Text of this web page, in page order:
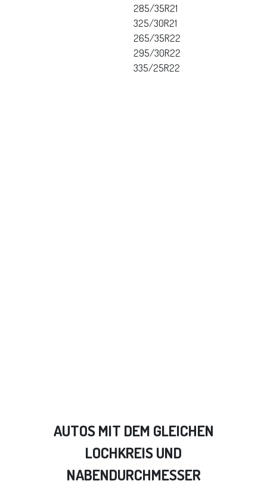
285/35R21
325/30R21
265/35R22
295/30R22
335/25R22
AUTOS MIT DEM GLEICHEN
LOCHKREIS UND
NABENDURCHMESSER